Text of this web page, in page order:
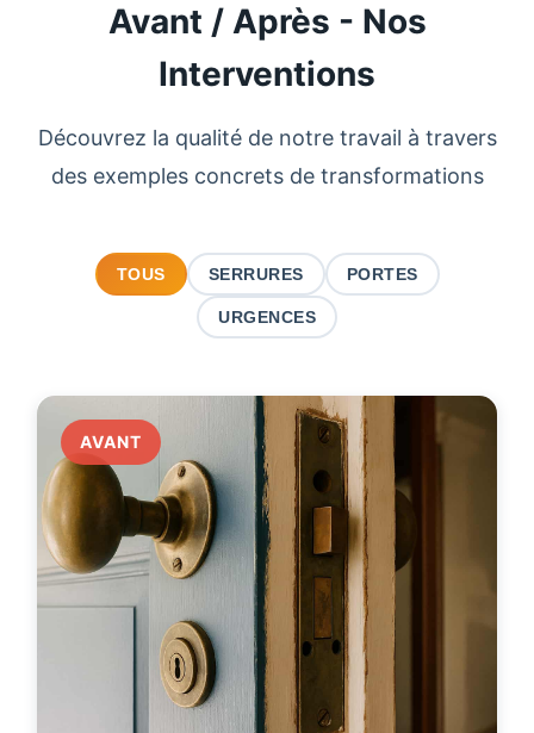
Avant / Après - Nos
Interventions
Découvrez la qualité de notre travail à travers
des exemples concrets de transformations
TOUS SERRURES PORTES
URGENCES
AVANT